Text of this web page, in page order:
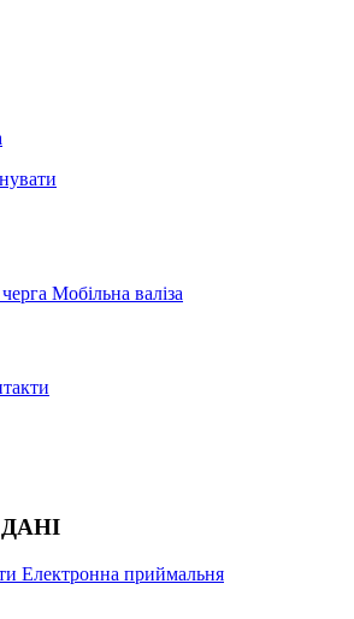
Мобільна валіза
Електронна приймальня